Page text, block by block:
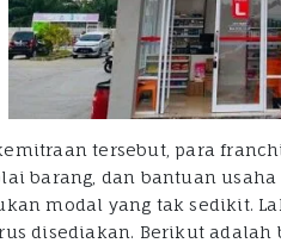
tersebut, para
barang, dan bantuan
modal yang tak sedikit.
disediakan. Berikut